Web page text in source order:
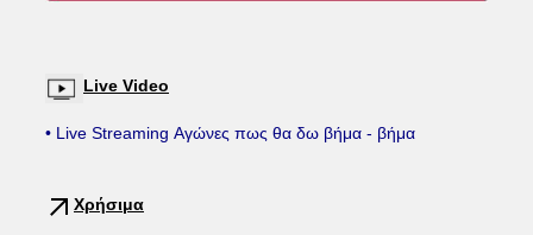
Live Video
• Live Streaming Αγώνες πως θα δω βήμα - βήμα
Χρήσιμα